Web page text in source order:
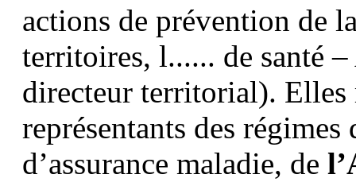
actions de prévention de
territoires, l...... de santé
directeur territorial). Elles
représentants des régimes
d’assurance maladie, de